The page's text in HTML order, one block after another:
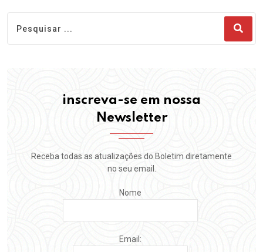
inscreva-se em nossa
Newsletter
Receba todas as atualizações do Boletim diretamente
no seu email.
Nome
Email: